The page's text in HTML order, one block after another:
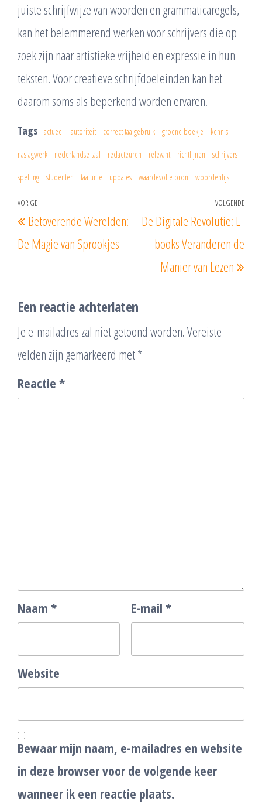
juiste schrijfwijze van woorden en grammaticaregels,
kan het belemmerend werken voor schrijvers die op
zoek zijn naar artistieke vrijheid en expressie in hun
teksten. Voor creatieve schrijfdoeleinden kan het
daarom soms als beperkend worden ervaren.
Tags actueel autoriteit correct taalgebruik groene boekje kennis
naslagwerk nederlandse taal redacteuren relevant richtlijnen schrijvers
spelling studenten taalunie updates waardevolle bron woordenlijst
Berichtnavigatie
Vorig
bericht
VORIGE
Betoverende Werelden:
De Magie van Sprookjes
VOLGENDE
De Digitale Revolutie: E-
books Veranderen de
Manier van Lezen
Een reactie achterlaten
Je e-mailadres zal niet getoond worden.Vereiste
velden zijn gemarkeerd met*
Reactie *
Naam * E-mail *
Website
Bewaar mijn naam, e-mailadres en website
in deze browser voor de volgende keer
wanneer ik een reactie plaats.